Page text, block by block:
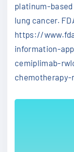
platinum-
lung cancer.
https://
information-
cemiplimab-